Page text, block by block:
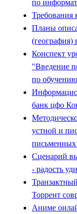
по
Требования
Планы
(география)
Конспект
"Введение
по обучению
банк цфо
устной и
письменных
Сценарий
- радость
Торрент
Аниме